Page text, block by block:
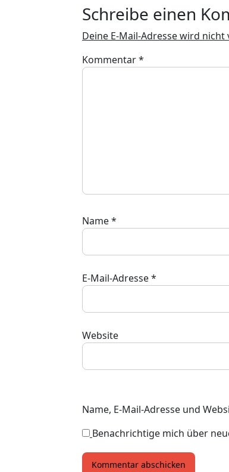
Schreibe einen
Deine E-Mail-Adresse wird
Kommentar*
Name*
E-Mail-Adresse*
Website
Name, E-Mail-Adresse und
Benachrichtige mich über